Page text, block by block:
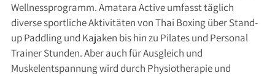
Wellnessprogramm. Amatara Active umfasst täglich
diverse sportliche Aktivitäten von Thai Boxing über Stand-
up Paddling und Kajaken bis hin zu Pilates und Personal
Trainer Stunden. Aber auch für Ausgleich und
Muskelentspannung wird durch Physiotherapie und